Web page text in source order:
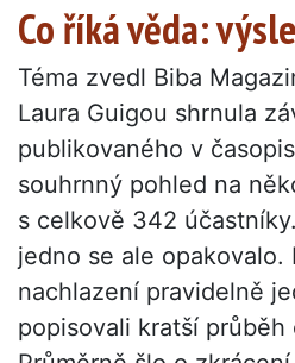
Co říká věda:
Téma zvedl Biba
Laura Guigou shrnula
publikovaného v
souhrnný pohled na
s celkově 342
jedno se ale opakovalo.
nachlazení pravidelně
popisovali kratší průběh